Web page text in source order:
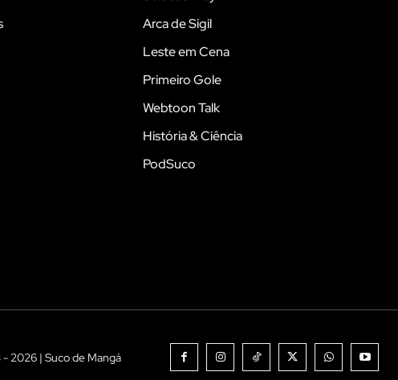
Arca de Sigil
Leste em Cena
Primeiro Gole
Webtoon Talk
História & Ciência
PodSuco
- 2026 | Suco de Mangá